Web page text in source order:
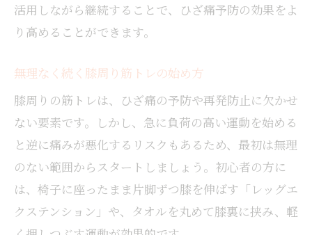
活用しながら継続することで、ひざ痛予防の効果をよ
り高めることができます。
無理なく続く膝周り筋トレの始め方
膝周りの筋トレは、ひざ痛の予防や再発防止に欠かせ
ない要素です。しかし、急に負荷の高い運動を始める
と逆に痛みが悪化するリスクもあるため、最初は無理
のない範囲からスタートしましょう。初心者の方に
は、椅子に座ったまま片脚ずつ膝を伸ばす「レッグエ
クステンション」や、タオルを丸めて膝裏に挟み、軽